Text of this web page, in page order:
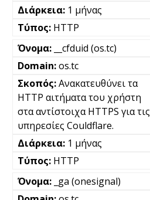
1 μήνας
HTTP
__cfduid (os.tc)
os.tc
Ανακατευθύνει τα
HTTP αιτήματα του χρήστη
στα αντίστοιχα HTTPS για τις
υπηρεσίες Couldflare.
1 μήνας
HTTP
_ga (onesignal)